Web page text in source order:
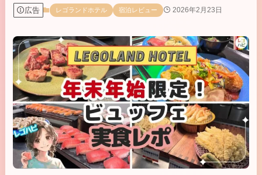
広告 レゴランドホテル 宿泊レビュー 2026年2月23日